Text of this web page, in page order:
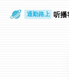
通勤路上 听播